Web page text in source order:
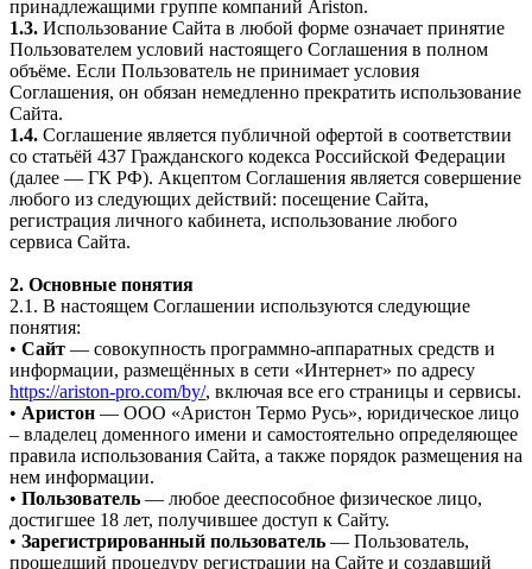
принадлежащими группе компаний Ariston.
1.3. Использование Сайта в любой форме означает принятие
Пользователем условий настоящего Соглашения в полном
объёме. Если Пользователь не принимает условия
Соглашения, он обязан немедленно прекратить использование
Сайта.
1.4. Соглашение является публичной офертой в соответствии
со статьёй 437 Гражданского кодекса Российской Федерации
(далее — ГК РФ). Акцептом Соглашения является совершение
любого из следующих действий: посещение Сайта,
регистрация личного кабинета, использование любого
сервиса Сайта.
2. Основные понятия
2.1. В настоящем Соглашении используются следующие
понятия:
• Сайт — совокупность программно-аппаратных средств и
информации, размещённых в сети «Интернет» по адресу
https://ariston-pro.com/by/, включая все его страницы и сервисы.
• Аристон — ООО «Аристон Термо Русь», юридическое лицо
– владелец доменного имени и самостоятельно определяющее
правила использования Сайта, а также порядок размещения на
нем информации.
• Пользователь — любое дееспособное физическое лицо,
достигшее 18 лет, получившее доступ к Сайту.
• Зарегистрированный пользователь — Пользователь,
прошедший процедуру регистрации на Сайте и создавший